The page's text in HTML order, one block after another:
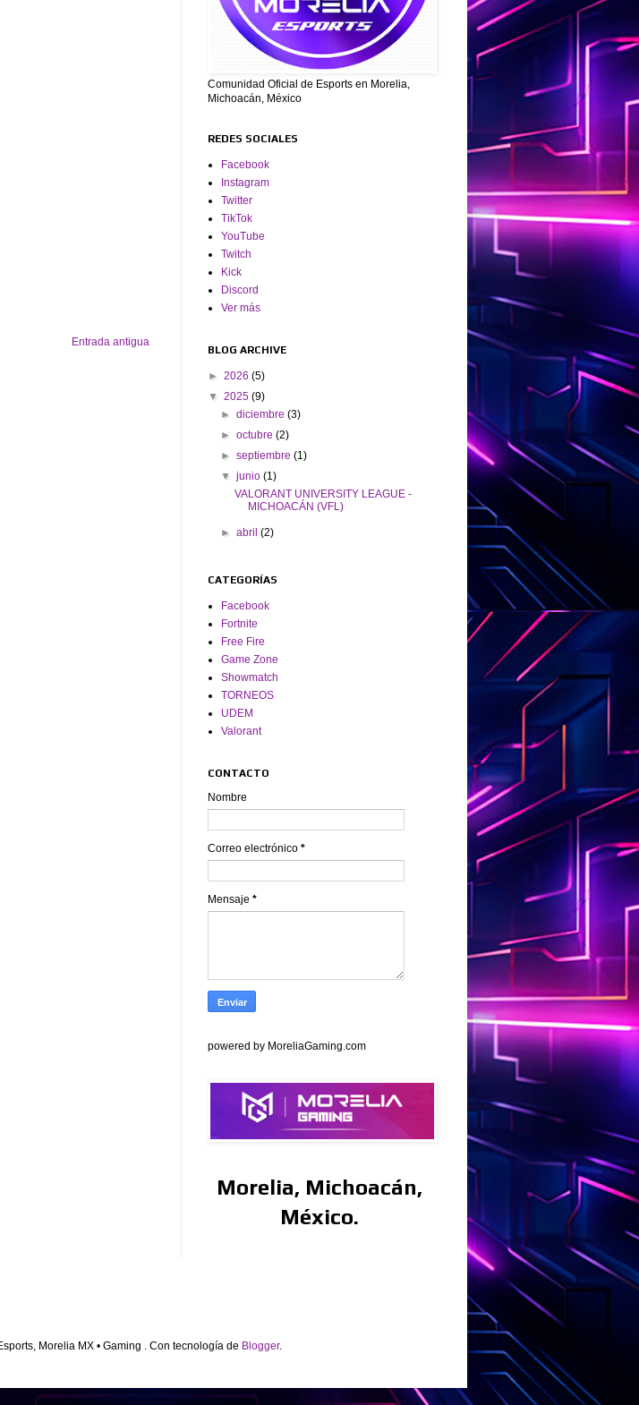
Entrada antigua
Comunidad Oficial de Esports en Morelia,
Michoacán, México
REDES SOCIALES
Facebook
Instagram
Twitter
TikTok
YouTube
Twitch
Kick
Discord
Ver más
BLOG ARCHIVE
► 2026 (5)
▼ 2025 (9)
►diciembre(3)
►octubre(2)
►septiembre(1)
▼junio(1)
VALORANT UNIVERSITY LEAGUE -
MICHOACÁN (VFL)
►abril(2)
CATEGORÍAS
Facebook
Fortnite
Free Fire
Game Zone
Showmatch
TORNEOS
UDEM
Valorant
CONTACTO
Nombre
Correo electrónico *
Mensaje *
powered by MoreliaGaming.com
Morelia, Michoacán,
México.
Morelia MX • Gaming . Con tecnología de Blogger.